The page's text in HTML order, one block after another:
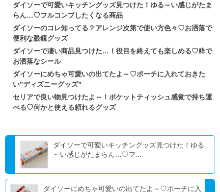
ダイソーで可愛いキッチングッズ見つけた！ゆる～い感じがたま
らん…♡フルコンプしたくなる商品
ダイソーのコレ知ってる？アレンジ次第で使い方色々♡お洒落で
便利な眼鏡グッズ
ダイソーで凄い商品見つけた…！役目を終えても楽しめる♡粋で
お洒落なシール
ダイソーにめちゃ可愛いの出てたよ～♡ポーチに入れておきた
い”ディズニーグッズ”
セリアで良い物見つけたよ～！ポケットティッシュ感覚で持ち運
べる♡何かと使える頼れるグッズ
ダイソーで可愛いキッチングッズ見つけた！ゆる
～い感じがたまらん…♡フ...
ダイソーにめちゃ可愛いの出てたよ～♡ポーチに入